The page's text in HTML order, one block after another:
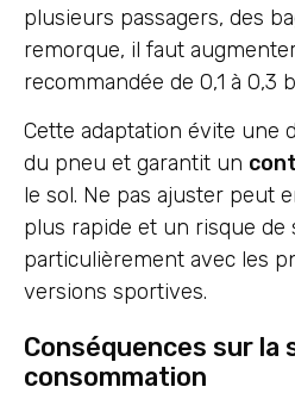
plusieurs passagers, des
remorque, il faut
recommandée de 0,1 à 0,3
Cette adaptation évite une
du pneu et garantit un
le sol. Ne pas ajuster peut
plus rapide et un risque de
particulièrement avec les
versions sportives.
Conséquences sur la
consommation